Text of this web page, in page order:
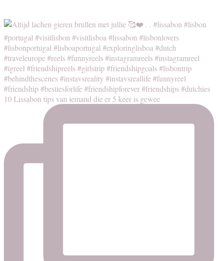
10 Lissabon tips van iemand die er 5 keer is gewee